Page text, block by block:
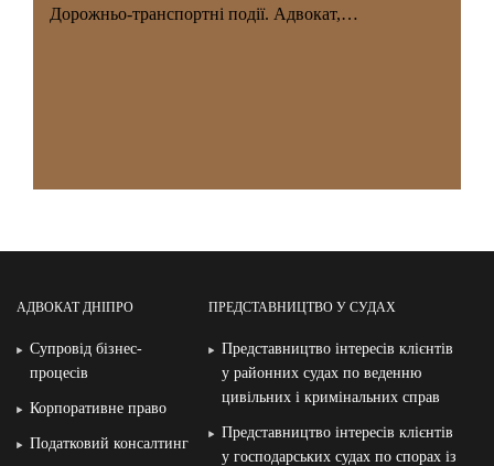
Дорожньо-транспортні події. Адвокат,…
АДВОКАТ ДНІПРО
Супровід бізнес-
процесів
Корпоративне право
Податковий консалтинг
ПРЕДСТАВНИЦТВО У СУДАХ
Представництво інтересів клієнтів
у районних судах по веденню
цивільних і кримінальних справ
Представництво інтересів клієнтів
у господарських судах по спорах із